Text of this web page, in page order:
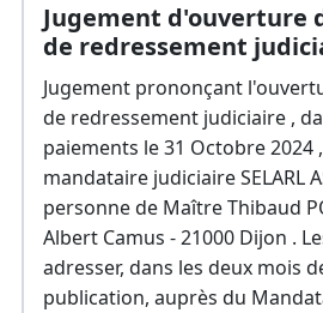
Jugement d'ouverture
de redressement
Jugement prononçant
de redressement judiciaire ,
paiements le 31 Octobre 2024
mandataire judiciaire SELARL
personne de Maître Thibaud
Albert Camus - 21000 Dijon .
adresser, dans les deux mois
publication, auprès du